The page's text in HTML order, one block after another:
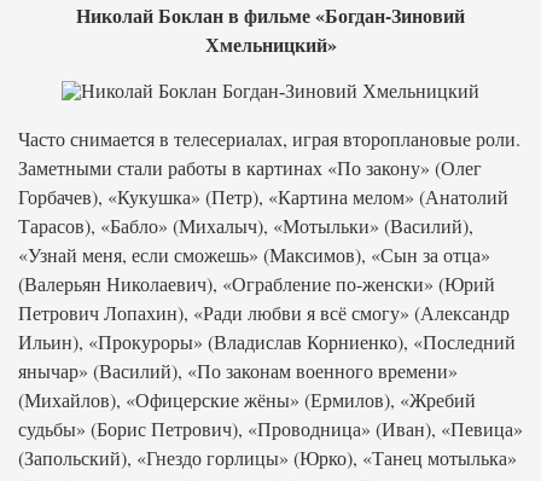
Николай Боклан в фильме «Богдан-Зиновий
Хмельницкий»
Часто снимается в телесериалах, играя второплановые роли.
Заметными стали работы в картинах «По закону» (Олег
Горбачев), «Кукушка» (Петр), «Картина мелом» (Анатолий
Тарасов), «Бабло» (Михалыч), «Мотыльки» (Василий),
«Узнай меня, если сможешь» (Максимов), «Сын за отца»
(Валерьян Николаевич), «Ограбление по-женски» (Юрий
Петрович Лопахин), «Ради любви я всё смогу» (Александр
Ильин), «Прокуроры» (Владислав Корниенко), «Последний
янычар» (Василий), «По законам военного времени»
(Михайлов), «Офицерские жёны» (Ермилов), «Жребий
судьбы» (Борис Петрович), «Проводница» (Иван), «Певица»
(Запольский), «Гнездо горлицы» (Юрко), «Танец мотылька»